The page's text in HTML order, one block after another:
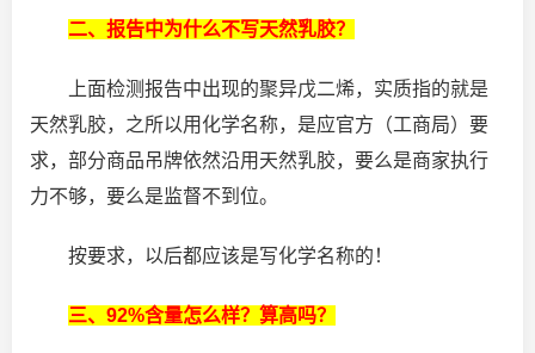
二、报告中为什么不写天然乳胶？
上面检测报告中出现的聚异戊二烯，实质指的就是
天然乳胶，之所以用化学名称，是应官方（工商局）要
求，部分商品吊牌依然沿用天然乳胶，要么是商家执行
力不够，要么是监督不到位。
按要求，以后都应该是写化学名称的！
三、92%含量怎么样？算高吗？